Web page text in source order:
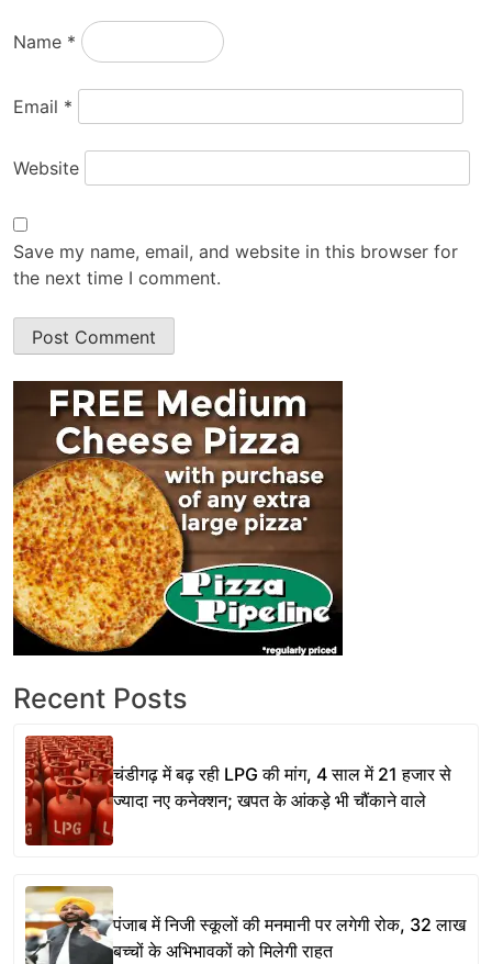
Name *
Email *
Website
Save my name, email, and website in this browser for
the next time I comment.
Recent Posts
चंडीगढ़ में बढ़ रही LPG की मांग, 4 साल में 21 हजार से
ज्यादा नए कनेक्शन; खपत के आंकड़े भी चौंकाने वाले
पंजाब में निजी स्कूलों की मनमानी पर लगेगी रोक, 32 लाख
बच्चों के अभिभावकों को मिलेगी राहत